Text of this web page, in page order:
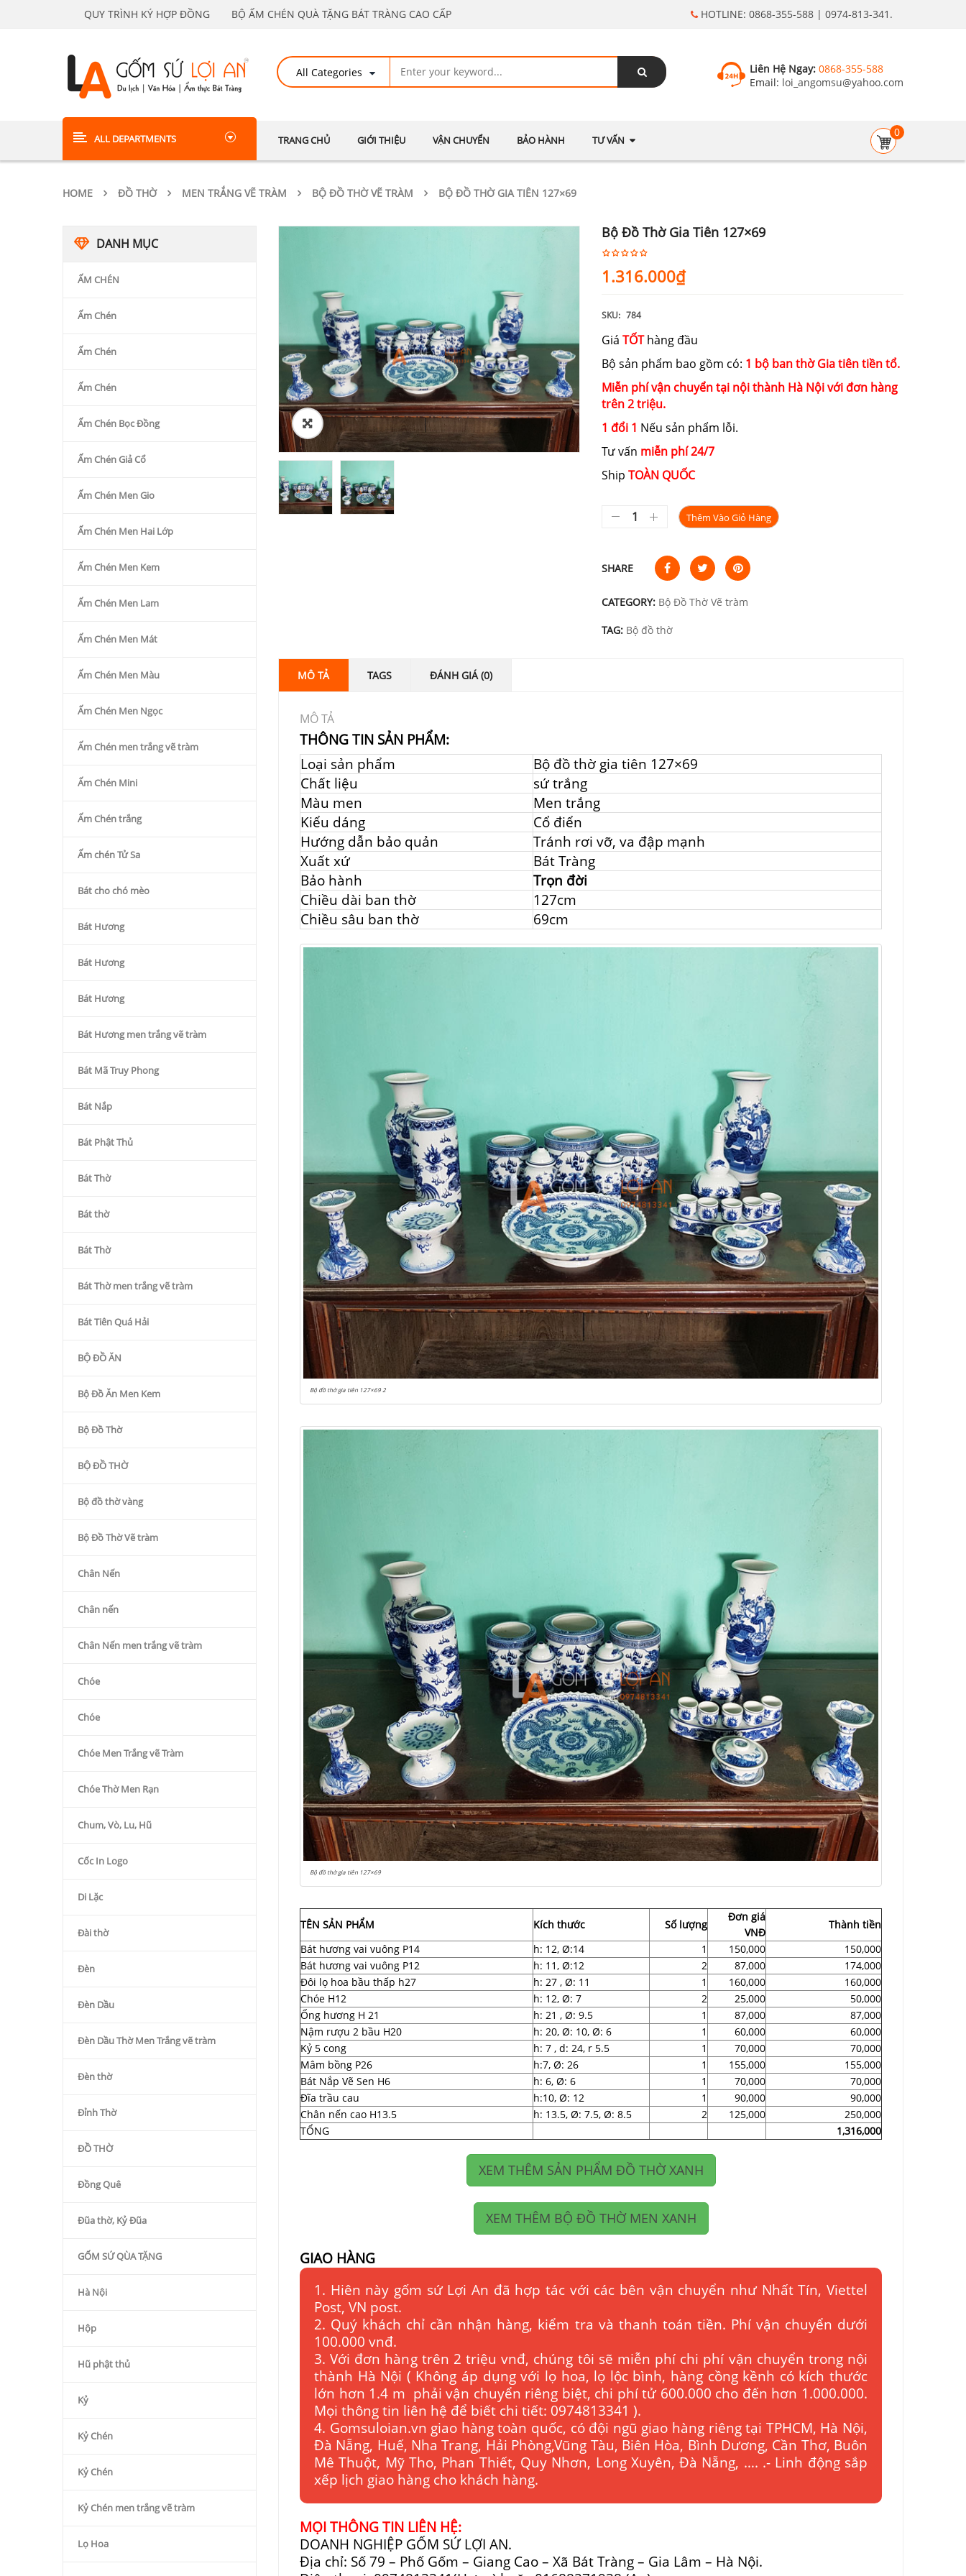
QUY TRÌNH KÝ HỢP ĐỒNG BỘ ẤM CHÉN QUÀ TẶNG BÁT TRÀNG CAO CẤP HOTLINE: 0868-355-588 | 0974-813-341.
Liên Hệ Ngay: 0868-355-588
Email: loi_angomsu@yahoo.com
ALL DEPARTMENTS TRANG CHỦ GIỚI THIỆU VẬN CHUYỂN BẢO HÀNH TƯ VẤN
0
HOME ĐỒ THỜ MEN TRẮNG VẼ TRÀM BỘ ĐỒ THỜ VẼ TRÀM BỘ ĐỒ THỜ GIA TIÊN 127×69
DANH MỤC
ẤM CHÉN
Ấm Chén
Ấm Chén
Ấm Chén
Ấm Chén Bọc Đồng
Ấm Chén Giả Cổ
Ấm Chén Men Gio
Ấm Chén Men Hai Lớp
Ấm Chén Men Kem
Ấm Chén Men Lam
Ấm Chén Men Mát
Ấm Chén Men Màu
Ấm Chén Men Ngọc
Ấm Chén men trắng vẽ tràm
Ấm Chén Mini
Ấm Chén trắng
Ấm chén Tử Sa
Bát cho chó mèo
Bát Hương
Bát Hương
Bát Hương
Bát Hương men trắng vẽ tràm
Bát Mã Truy Phong
Bát Nắp
Bát Phật Thủ
Bát Thờ
Bát thờ
Bát Thờ
Bát Thờ men trắng vẽ tràm
Bát Tiên Quá Hải
BỘ ĐỒ ĂN
Bộ Đồ Ăn Men Kem
Bộ Đồ Thờ
BỘ ĐỒ THỜ
Bộ đồ thờ vàng
Bộ Đồ Thờ Vẽ tràm
Chân Nến
Chân nến
Chân Nến men trắng vẽ tràm
Chóe
Chóe
Chóe Men Trắng vẽ Tràm
Chóe Thờ Men Rạn
Chum, Vò, Lu, Hũ
Cốc In Logo
Di Lặc
Đài thờ
Đèn
Đèn Dầu
Đèn Dầu Thờ Men Trắng vẽ tràm
Đèn thờ
Đỉnh Thờ
ĐỒ THỜ
Đồng Quê
Đũa thờ, Kỷ Đũa
GỐM SỨ QÙA TẶNG
Hà Nội
Hộp
Hũ phật thủ
Kỷ
Kỷ Chén
Kỷ Chén
Kỷ Chén men trắng vẽ tràm
Lọ Hoa
Bộ Đồ Thờ Gia Tiên 127×69
1.316.000₫
SKU: 784
Giá TỐThàng đầu
Bộ sản phẩm bao gồm có: 1 bộ ban thờ Gia tiên tiền tổ.
Miễn phí vận chuyển tại nội thành Hà Nội với đơn hàng
trên 2 triệu.
1 đổi 1 Nếu sản phẩm lỗi.
Tư vấn miễn phí 24/7
Ship TOÀN QUỐC
Thêm Vào Giỏ Hàng
SHARE
CATEGORY: Bộ Đồ Thờ Vẽ tràm
TAG: Bộ đồ thờ
MÔ TẢ TAGS ĐÁNH GIÁ (0)
MÔ TẢ
THÔNG TIN SẢN PHẨM:
Loại sản phẩm
Bộ đồ thờ gia tiên 127×69
Chất liệu
sứ trắng
Màu men
Men trắng
Kiểu dáng
Cổ điển
Hướng dẫn bảo quản
Tránh rơi vỡ, va đập mạnh
Xuất xứ
Bát Tràng
Bảo hành
Trọn đời
Chiều dài ban thờ
127cm
Chiều sâu ban thờ
69cm
Bộ đồ thờ gia tiên 127×69 2
Bộ đồ thờ gia tiên 127×69
TÊN SẢN PHẨM Kích thước Số lượng
Đơn giá
VNĐ
Thành tiền
Bát hương vai vuông P14
h: 12, Ø:14 1 150,000
150,000
Bát hương vai vuông P12
h: 11, Ø:12 2 87,000
174,000
Đôi lọ hoa bầu thấp h27
h: 27 , Ø: 11 1 160,000
160,000
Chóe H12
h: 12, Ø: 7 2 25,000
50,000
Ống hương H 21
h: 21 , Ø: 9.5 1 87,000
87,000
Nậm rượu 2 bầu H20
h: 20, Ø: 10, Ø: 6 1 60,000
60,000
Kỷ 5 cong
h: 7 , d: 24, r 5.5 1 70,000
70,000
Mâm bồng P26
h:7, Ø: 26 1 155,000
155,000
Bát Nắp Vẽ Sen H6
h: 6, Ø: 6 1 70,000
70,000
Đĩa trầu cau
h:10, Ø: 12 1 90,000
90,000
Chân nến cao H13.5
h: 13.5, Ø: 7.5, Ø: 8.5 2 125,000
250,000
TỔNG
1,316,000
XEM THÊM SẢN PHẨM ĐỒ THỜ XANH
XEM THÊM BỘ ĐỒ THỜ MEN XANH
GIAO HÀNG
1. Hiên này gốm sứ Lợi An đã hợp tác với các bên vận chuyển như Nhất Tín, Viettel
Post, VN post.
2. Quý khách chỉ cần nhận hàng, kiểm tra và thanh toán tiền. Phí vận chuyển dưới
100.000 vnđ.
3. Với đơn hàng trên 2 triệu vnđ, chúng tôi sẽ miễn phí chi phí vận chuyển trong nội
thành Hà Nội ( Không áp dụng với lọ hoa, lọ lộc bình, hàng cồng kềnh có kích thước
lớn hơn 1.4 m phải vận chuyển riêng biệt, chi phí tử 600.000 cho đến hơn 1.000.000.
Mọi thông tin liên hệ để biết chi tiết: 0974813341 ).
4. Gomsuloian.vn giao hàng toàn quốc, có đội ngũ giao hàng riêng tại TPHCM, Hà Nội,
Đà Nẵng, Huế, Nha Trang, Hải Phòng,Vũng Tàu, Biên Hòa, Bình Dương, Cần Thơ, Buôn
Mê Thuột, Mỹ Tho, Phan Thiết, Quy Nhơn, Long Xuyên, Đà Nẵng, …. .- Linh động sắp
xếp lịch giao hàng cho khách hàng.
MỌI THÔNG TIN LIÊN HỆ:
DOANH NGHIỆP GỐM SỨ LỢI AN.
Địa chỉ: Số 79 – Phố Gốm – Giang Cao – Xã Bát Tràng – Gia Lâm – Hà Nội.